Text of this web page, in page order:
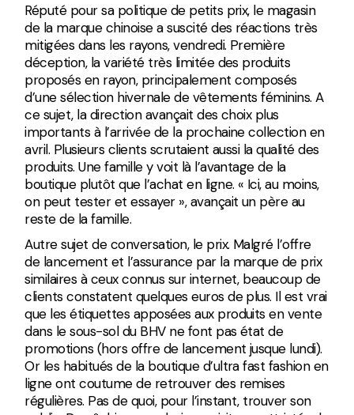
Réputé pour sa politique de petits prix, le magasin
de la marque chinoise a suscité des réactions très
mitigées dans les rayons, vendredi. Première
déception, la variété très limitée des produits
proposés en rayon, principalement composés
d’une sélection hivernale de vêtements féminins. A
ce sujet, la direction avançait des choix plus
importants à l’arrivée de la prochaine collection en
avril. Plusieurs clients scrutaient aussi la qualité des
produits. Une famille y voit là l’avantage de la
boutique plutôt que l’achat en ligne. « Ici, au moins,
on peut tester et essayer », avançait un père au
reste de la famille.
Autre sujet de conversation, le prix. Malgré l’offre
de lancement et l’assurance par la marque de prix
similaires à ceux connus sur internet, beaucoup de
clients constatent quelques euros de plus. Il est vrai
que les étiquettes apposées aux produits en vente
dans le sous-sol du BHV ne font pas état de
promotions (hors offre de lancement jusque lundi).
Or les habitués de la boutique d’ultra fast fashion en
ligne ont coutume de retrouver des remises
régulières. Pas de quoi, pour l’instant, trouver son